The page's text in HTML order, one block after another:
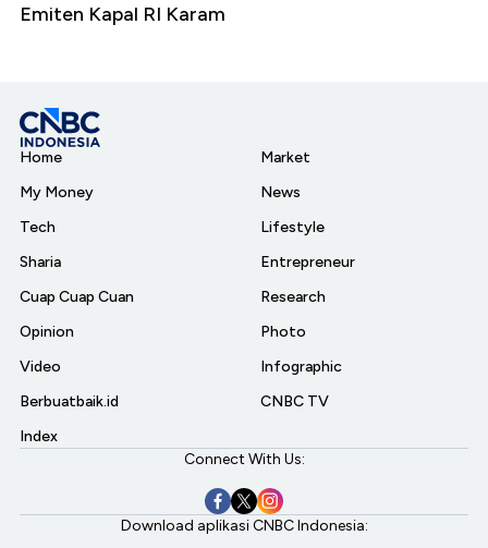
Emiten Kapal RI Karam
Home
My Money
Tech
Sharia
Cuap Cuap Cuan
Opinion
Video
Berbuatbaik.id
Index
Market
News
Lifestyle
Entrepreneur
Research
Photo
Infographic
CNBC TV
Connect With Us:
Download aplikasi CNBC Indonesia: